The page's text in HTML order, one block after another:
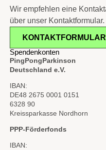
Wir empfehlen eine
über unser Kontaktformular.
KONTAKTFORMULAR
Spendenkonten
PingPongParkinson
Deutschland e.V.
IBAN:
DE48 2675 0001 0151
6328 90
Kreissparkasse Nordhorn
PPP-Förderfonds
IBAN: